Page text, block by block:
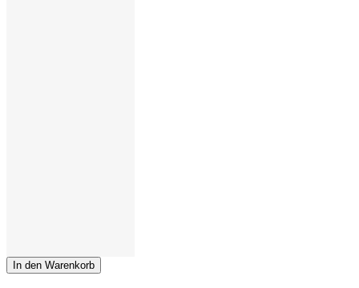
In den Warenkorb